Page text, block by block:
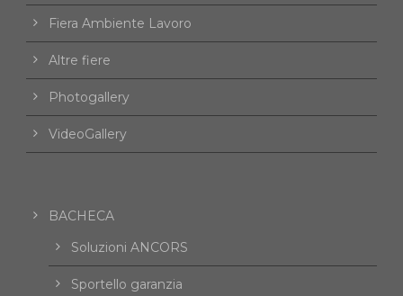
Fiera Ambiente Lavoro
Altre fiere
Photogallery
VideoGallery
BACHECA
Soluzioni ANCORS
Sportello garanzia